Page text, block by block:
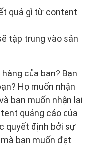
quả gì từ content
tập trung vào sản
của bạn? Bạn
Họ muốn nhận
bạn muốn nhận lại
quảng cáo của
quyết định bởi sự
bạn muốn đạt